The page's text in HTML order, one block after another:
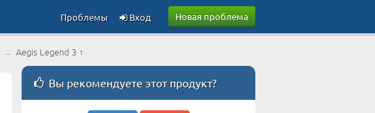
Новая проблема
Вход
Проблемы
→ Aegis Legend 3 1
Вы рекомендуете этот продукт?